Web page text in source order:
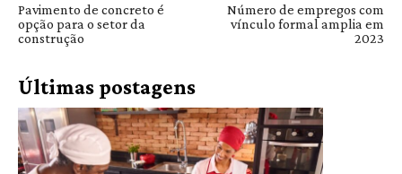
Pavimento de concreto é
opção para o setor da
construção
Número de empregos com
vínculo formal amplia em
2023
Últimas postagens